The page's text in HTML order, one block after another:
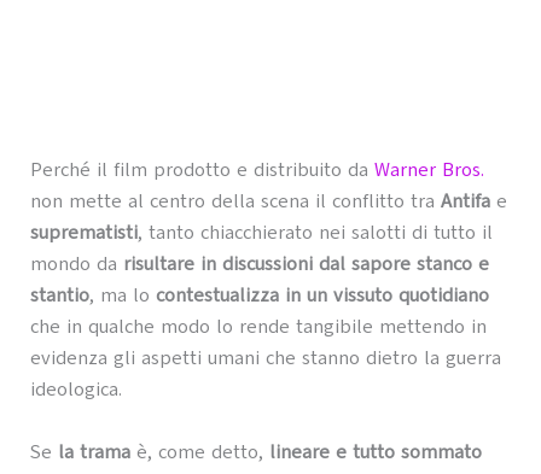
Perché il film prodotto e distribuito da Warner Bros.
non mette al centro della scena il conflitto tra Antifae
suprematisti, tanto chiacchierato nei salotti di tutto il
mondo da risultare in discussioni dal sapore stanco e
stantio, ma lo contestualizza in un vissuto quotidiano
che in qualche modo lo rende tangibile mettendo in
evidenza gli aspetti umani che stanno dietro la guerra
ideologica.
Se la tramaè, come detto, lineare e tutto sommato